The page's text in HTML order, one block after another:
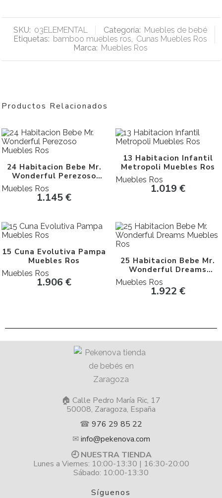
SKU: 03ELEMENTAL Categoría: Muebles de bebé
Etiquetas: bamboo muebles ros, Cunas Muebles Ros
Marca: Muebles Ros
Productos Relacionados
24 Habitacion Bebe Mr.
Wonderful Perezoso
Muebles Ros
Muebles Ros
1.145€
13 Habitacion Infantil
Metropoli Muebles Ros
Muebles Ros
1.019 €
15 Cuna Evolutiva Pampa
Muebles Ros
Muebles Ros
1.906€
25 Habitacion Bebe Mr.
Wonderful Dreams
Muebles Ros
Muebles Ros
1.922 €
🏠 Calle Pedro María Ric, 17
50008, Zaragoza, España
☎ 976 29 85 22
✉info@pekenova.com
🕘 NUESTRA TIENDA
Lunes a Viernes: 10:00-13:30 | 16:30-20:00
Sábado: 10:00-13:30
Síguenos